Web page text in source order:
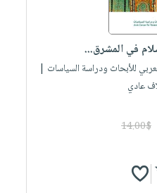
في المشرق...
للأبحاث ودراسة السياسات |
عادي
14.00$